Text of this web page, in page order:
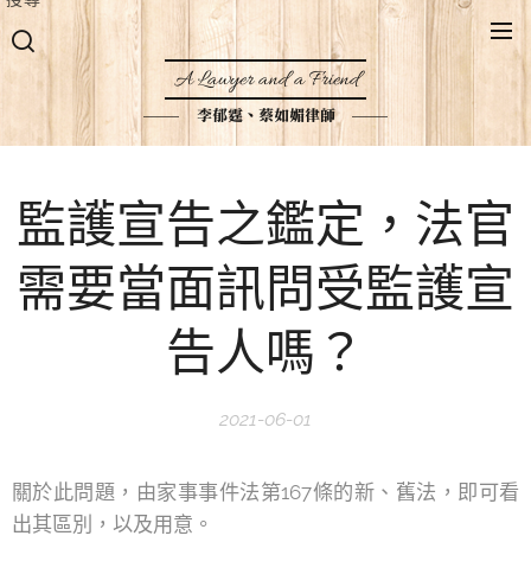
A Lawyer and a Friend
李郁霆、蔡如媚律師
監護宣告之鑑定，法官
需要當面訊問受監護宣
告人嗎？
2021-06-01
關於此問題，由家事事件法第167條的新、舊法，即可看
出其區別，以及用意。